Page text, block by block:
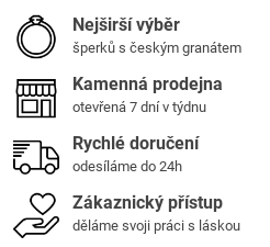
Nejširší výběr
šperků s českým granátem
Kamenná prodejna
otevřená 7 dní v týdnu
Rychlé doručení
odesíláme do 24h
Zákaznický přístup
děláme svoji práci s láskou